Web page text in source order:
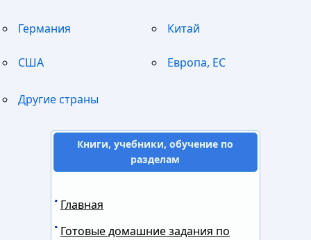
Германия Китай
США Европа, ЕС
Другие страны
Книги, учебники, обучение по
разделам
Главная
Готовые домашние задания по